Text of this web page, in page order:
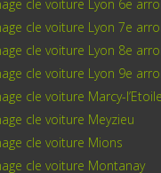
cle voiture Lyon 6e
cle voiture Lyon 7e
cle voiture Lyon 8e
cle voiture Lyon 9e
cle voiture Marcy-l’Etoile
cle voiture Meyzieu
cle voiture Mions
cle voiture Montanay